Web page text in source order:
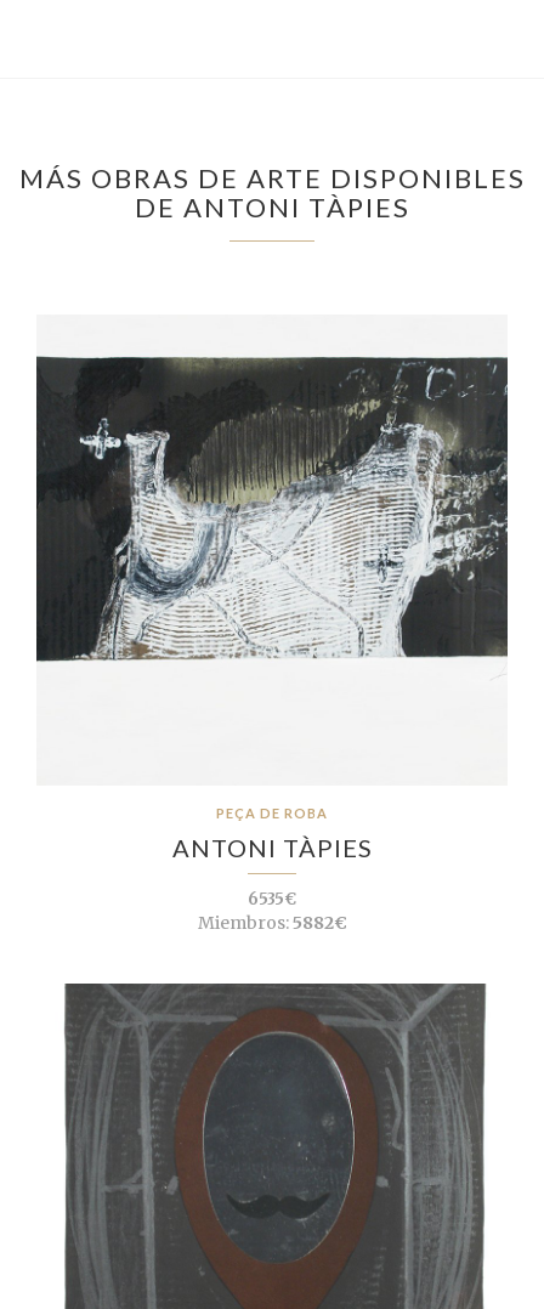
MÁS OBRAS DE ARTE DISPONIBLES
DE ANTONI TÀPIES
PEÇA DE ROBA
ANTONI TÀPIES
6535€
Miembros:5882€